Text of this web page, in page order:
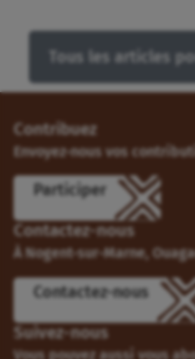
Tous les articles
Contribuez
Envoyez-nous vos
Participer
Contactez-nous
À Nogent-sur-Marne,
Contactez-nous
Suivez-nous
Vous pouvez aussi vous